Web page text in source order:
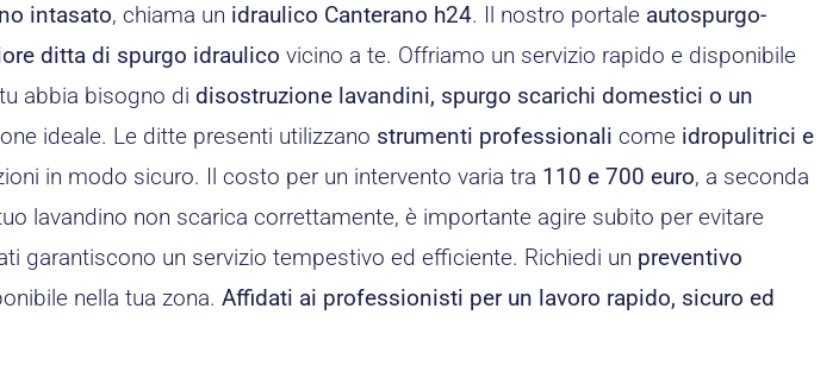
intasato, chiama un idraulico Canterano h24. Il nostro portale autospurgo-
ditta di spurgo idraulico vicino a te. Offriamo un servizio rapido e disponibile
abbia bisogno di disostruzione lavandini, spurgo scarichi domestici o un
ideale. Le ditte presenti utilizzano strumenti professionali come idropulitrici e
in modo sicuro. Il costo per un intervento varia tra 110 e 700 euro, a seconda
lavandino non scarica correttamente, è importante agire subito per evitare
garantiscono un servizio tempestivo ed efficiente. Richiedi un preventivo
nella tua zona.Affidati ai professionisti per un lavoro rapido, sicuro ed